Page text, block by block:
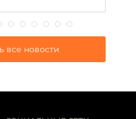
все новости